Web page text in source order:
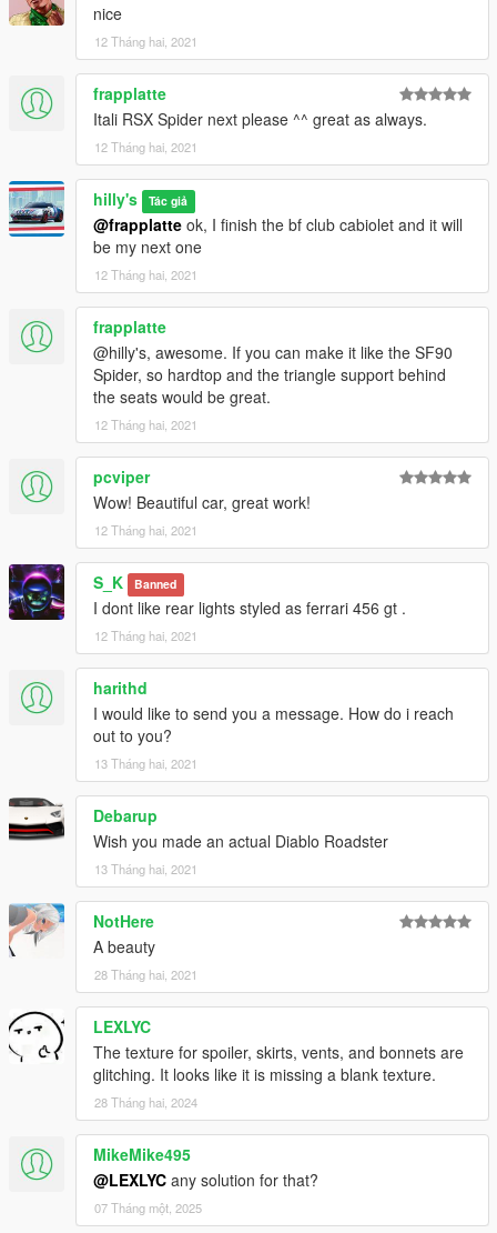
nice
12 Tháng hai, 2021
frapplatte
Itali RSX Spider next please ^^ great as always.
12 Tháng hai, 2021
hilly's Tác giả
@frapplatte ok, I finish the bf club cabiolet and it will
be my next one
12 Tháng hai, 2021
frapplatte
@hilly's, awesome. If you can make it like the SF90
Spider, so hardtop and the triangle support behind
the seats would be great.
12 Tháng hai, 2021
pcviper
Wow! Beautiful car, great work!
12 Tháng hai, 2021
S_K Banned
I dont like rear lights styled as ferrari 456 gt .
12 Tháng hai, 2021
harithd
I would like to send you a message. How do i reach
out to you?
13 Tháng hai, 2021
Debarup
Wish you made an actual Diablo Roadster
13 Tháng hai, 2021
NotHere
A beauty
28 Tháng hai, 2021
LEXLYC
The texture for spoiler, skirts, vents, and bonnets are
glitching. It looks like it is missing a blank texture.
28 Tháng hai, 2024
MikeMike495
@LEXLYC any solution for that?
07 Tháng một, 2025